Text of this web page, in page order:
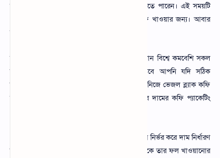
সকালে এবং রাতে ব্ল্যাক কফি খাওয়ার অভ্যাস করতে পারেন। এই সময়টি
একজন মানুষের সবচাইতে উপযুক্ত সময় ব্ল্যাক কফি খাওয়ার জন্য। আবার
তাদের জন্য এই তথ্যগুলো উপস্থাপন করলাম। বর্তমান বিশ্বে কমবেশি সকল
জায়গায় ব্ল্যাক কফি খাওয়ার প্রচলন রয়েছে। তবে আপনি যদি সঠিক
উপকারিতা পেতে চান তাহলে অবশ্যই বার্জার থেকে নিজে ভেজল ব্ল্যাক কফি
সংগ্রহ করে খেতে পারেন। সাধারণত বিভিন্ন ধরনের দামের কফি প্যাকেটিং
১০ টাকা থেকে শুরু করে যে পরিমাণ নিবেন তার উপর নির্ভর করে দাম নির্ধারণ
করা হয়। সাধারণত সবচেয়ে উন্নত মানের কফি হাতিকে তার ফল খাওয়ানোর